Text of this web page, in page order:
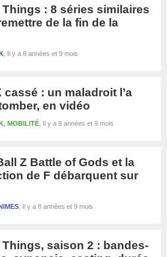
: 8 séries similaires
de la fin de la
Il y a 8 années et 9 mois
cassé : un maladroit l’a
en vidéo
Il y a 8 années et 9 mois
, MOBILITÉ
Z Battle of Gods et la
de F débarquent sur
Il y a 8 années et 9 mois
saison 2 : bandes-